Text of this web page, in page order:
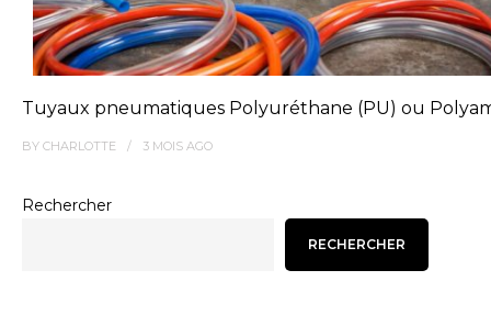
Tuyaux pneumatiques Polyuréthane (PU) ou
BY CHARLOTTE 3 MOIS AGO
Rechercher
RECHERCHER